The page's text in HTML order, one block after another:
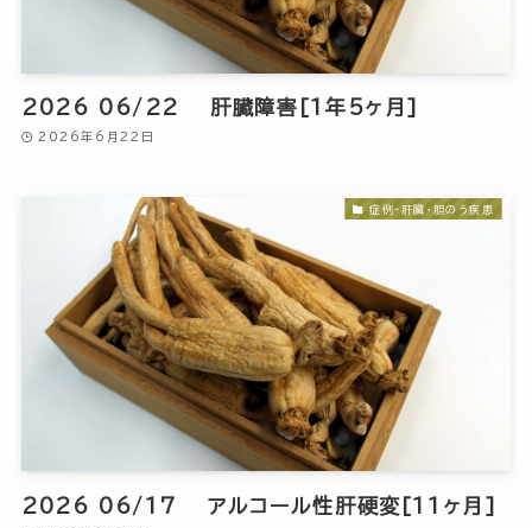
2026 06/22 肝臓障害[1年5ヶ月]
2026年6月22日
症例-肝臓・胆のう疾患
2026 06/17 アルコール性肝硬変[11ヶ月]